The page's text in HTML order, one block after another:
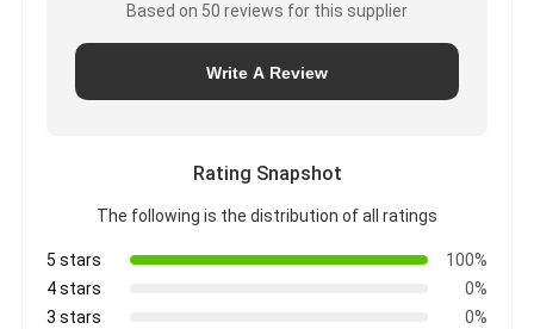
Based on 50 reviews for this supplier
Write A Review
Rating Snapshot
The following is the distribution of all ratings
5 stars
100%
4 stars
0%
3 stars
0%